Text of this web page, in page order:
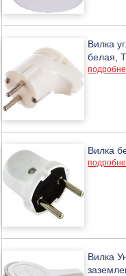
Вилка
белая,
Вилка
Вилка